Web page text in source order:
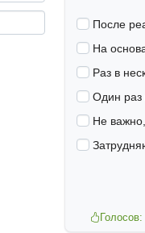
После
На
Раз в
Один раз
Не